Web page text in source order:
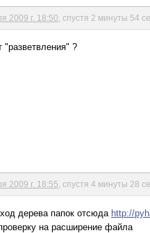
2009 г. 18:50 , спустя 2 минуты 54
"разветвления" ?
2009 г. 18:55 , спустя 4 минуты 28
дерева папок отсюда http://
на расширение файла